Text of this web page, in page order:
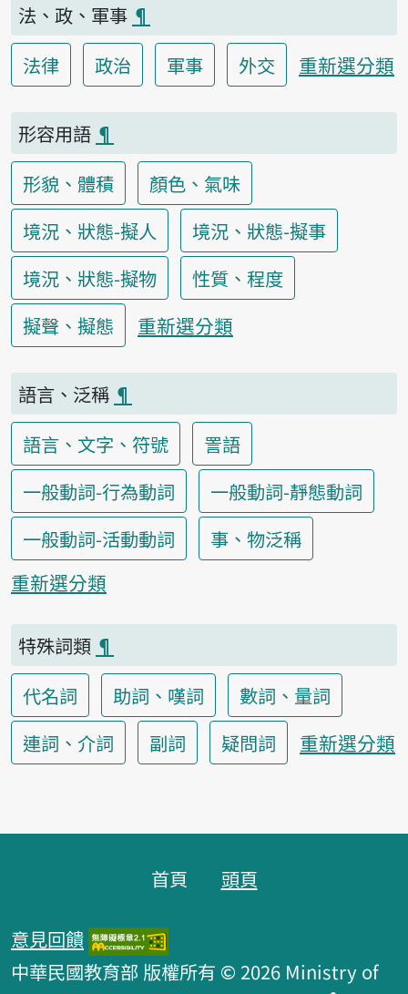
法、政、軍事 ¶
法律
政治 軍事 外交 重新選分類
形容用語 ¶
形貌、體積
顏色、氣味
境況、狀態-擬人
境況、狀態-擬事
境況、狀態-擬物
性質、程度
擬聲、擬態
重新選分類
語言、泛稱 ¶
語言、文字、符號
詈語
一般動詞-行為動詞
一般動詞-靜態動詞
一般動詞-活動動詞
事、物泛稱
重新選分類
特殊詞類 ¶
代名詞
助詞、嘆詞
數詞、量詞
連詞、介詞
副詞 疑問詞 重新選分類
首頁 頭頁
意見回饋
中華民國教育部 版權所有 © 2026 Ministry of